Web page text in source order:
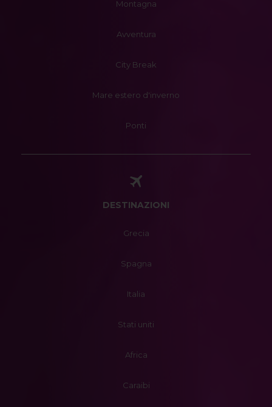
Montagna
Avventura
City Break
Mare estero d'inverno
Ponti
DESTINAZIONI
Grecia
Spagna
Italia
Stati uniti
Africa
Caraibi